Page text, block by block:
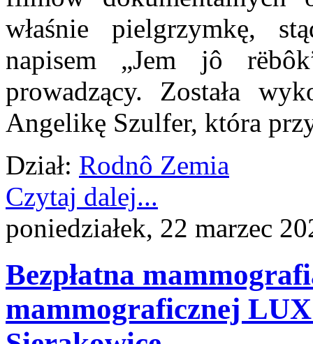
właśnie pielgrzymkę,
napisem „Jem jô
prowadzący. Została
Angelikę Szulfer, która
Dział: Rodnô Zemia
Czytaj dalej...
poniedziałek, 22 marzec
Bezpłatna
mammograficznej